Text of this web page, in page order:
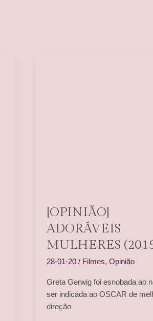
[OPINIÃO]
ADORÁVEIS
MULHERES
28-01-20/ Filmes,Opinião
Greta Gerwig foi esnobada ao
ser indicada ao OSCAR de
direção